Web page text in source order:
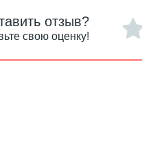
отзыв?
свою оценку!